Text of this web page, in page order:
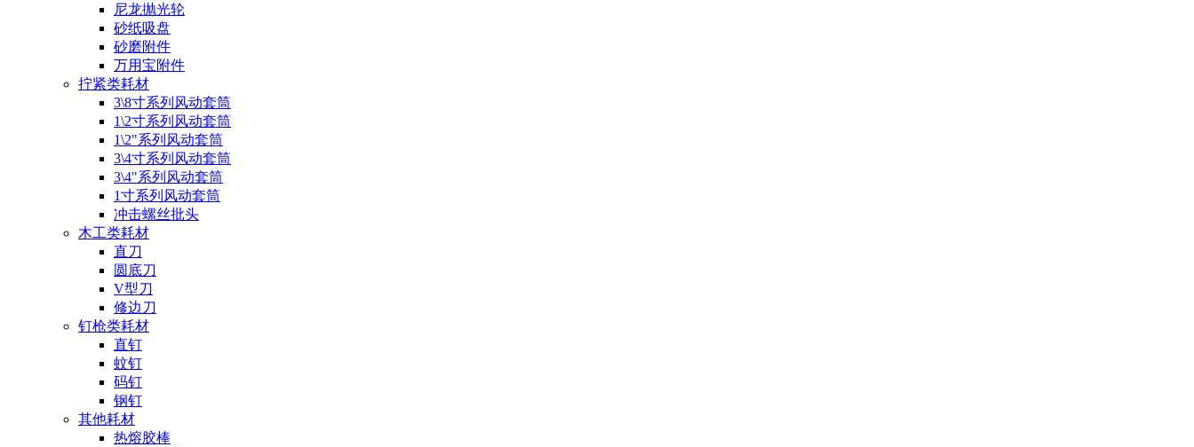
尼龙抛光轮
砂纸吸盘
砂磨附件
万用宝附件
拧紧类耗材
3\8寸系列风动套筒
1\2寸系列风动套筒
1\2"系列风动套筒
3\4寸系列风动套筒
3\4"系列风动套筒
1寸系列风动套筒
冲击螺丝批头
木工类耗材
直刀
圆底刀
V型刀
修边刀
钉枪类耗材
直钉
蚊钉
码钉
钢钉
其他耗材
热熔胶棒